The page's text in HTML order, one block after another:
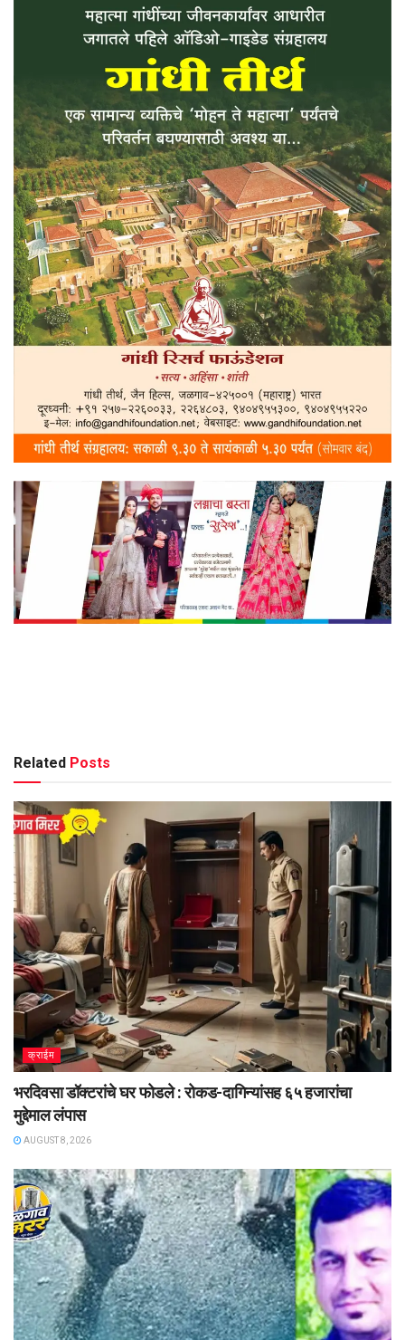
Related Posts
क्राईम
भरदिवसा डॉक्टरांचे घर फोडले : रोकड-दागिन्यांसह ६५ हजारांचा
मुद्देमाल लंपास
AUGUST 8, 2026